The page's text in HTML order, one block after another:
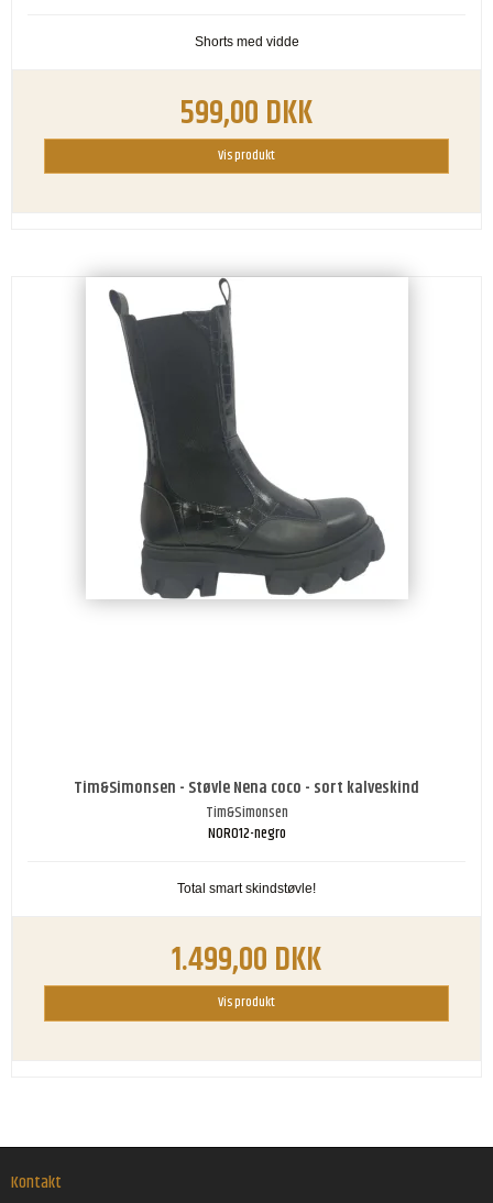
Shorts med vidde
599,00 DKK
Vis produkt
Tim&Simonsen - Støvle Nena coco - sort kalveskind
Tim&Simonsen
NOR012-negro
Total smart skindstøvle!
1.499,00 DKK
Vis produkt
Kontakt